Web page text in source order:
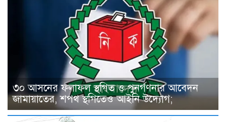
৩০ আসনের ফলাফল স্থগিত ও পুনর্গণনার আবেদন
জামায়াতের, শপথ স্থগিতেও আইনি উদ্যোগ;